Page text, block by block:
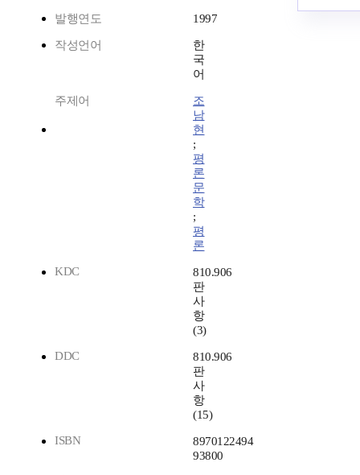
발행연도 1997
작성언어
한
국
어
주제어
조
남
현
;
평
론
문
학
;
평
론
KDC
810.906
판
사
항
(3)
DDC
810.906
판
사
항
(15)
ISBN
8970122494
93800